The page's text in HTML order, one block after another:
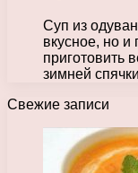
Суп из
вкусное, но
приготовить
зимней
Свежие записи